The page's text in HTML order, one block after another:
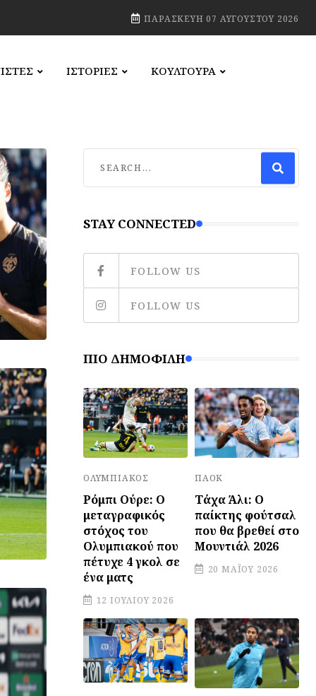
ΠΑΡΑΣΚΕΥΉ 07 ΑΥΓΟΎΣΤΟΥ 2026
ΙΣΤΟΡΙΕΣ ΚΟΥΛΤΟΥΡΑ
STAY CONNECTED
FOLLOW US
FOLLOW US
ΠΙΟ ΔΗΜΟΦΙΛΉ
ΟΛΥΜΠΙΑΚΌΣ
Ρόμπι Ούρε: Ο
μεταγραφικός
στόχος του
Ολυμπιακού που
πέτυχε 4 γκολ σε
ένα ματς
12 ΙΟΥΛΊΟΥ 2026
ΠΑΟΚ
Τάχα Άλι: Ο
παίκτης φούτσαλ
που θα βρεθεί στο
Μουντιάλ 2026
20 ΜΑΪ́ΟΥ 2026